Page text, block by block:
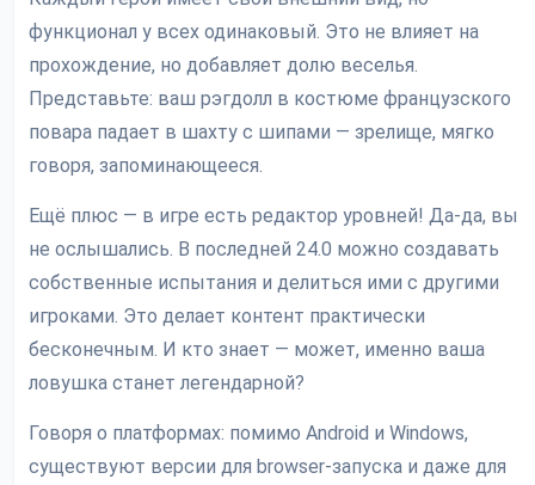
функционал у всех одинаковый. Это не влияет на
прохождение, но добавляет долю веселья.
Представьте: ваш рэгдолл в костюме французского
повара падает в шахту с шипами — зрелище, мягко
говоря, запоминающееся.
Ещё плюс — в игре есть редактор уровней! Да-да, вы
не ослышались. В последней 24.0 можно создавать
собственные испытания и делиться ими с другими
игроками. Это делает контент практически
бесконечным. И кто знает — может, именно ваша
ловушка станет легендарной?
Говоря о платформах: помимо Android и Windows,
существуют версии для browser-запуска и даже для